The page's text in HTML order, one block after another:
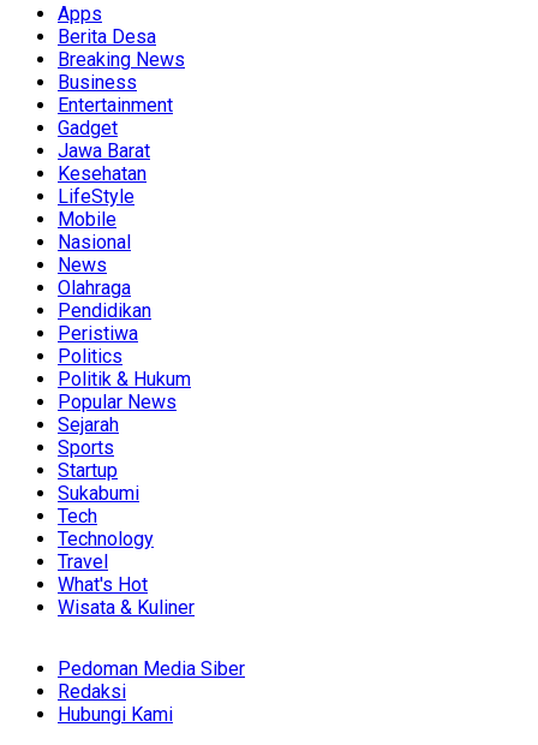
Apps
Berita Desa
Breaking News
Business
Entertainment
Gadget
Jawa Barat
Kesehatan
LifeStyle
Mobile
Nasional
News
Olahraga
Pendidikan
Peristiwa
Politics
Politik & Hukum
Popular News
Sejarah
Sports
Startup
Sukabumi
Tech
Technology
Travel
What's Hot
Wisata & Kuliner
Pedoman Media Siber
Redaksi
Hubungi Kami